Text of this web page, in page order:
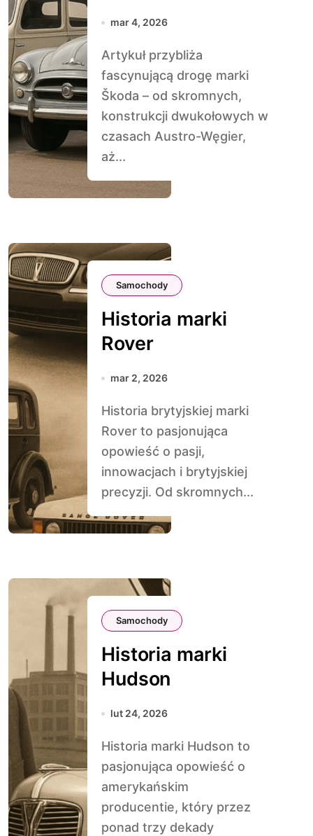
prostych aut do
mar 4, 2026
Artykuł przybliża
fascynującą drogę marki
Škoda – od skromnych,
konstrukcji dwukołowych w
czasach Austro-Węgier,
aż...
Samochody
Historia marki
Rover
mar 2, 2026
Historia brytyjskiej marki
Rover to pasjonująca
opowieść o pasji,
innowacjach i brytyjskiej
precyzji. Od skromnych...
Samochody
Historia marki
Hudson
lut 24, 2026
Historia marki Hudson to
pasjonująca opowieść o
amerykańskim
producentie, który przez
ponad trzy dekady